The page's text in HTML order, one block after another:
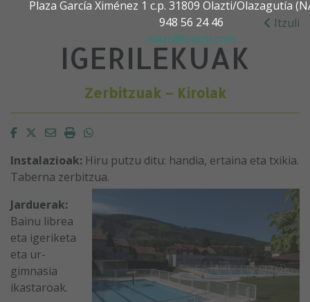
Plaza García Ximénez 1 c.p. 31809 Olazti/Olazagutía
948 56 24 46
olazti@olazti.com
Itzuli
IGERILEKUAK
Zerbitzuak – Kirolak
Facebook
Twitter
EmailImprimirWhatsapp
Instalazioak: Hiru putzu ditu: handia, ertaina eta txikia.
Taberna zerbitzua.
Jarduerak:
Bainu librea
eta igeriketa
eta ur-
gimnasia
ikastaroak.